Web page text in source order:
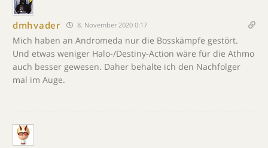
dmhvader 8. November 2020 0:17
Mich haben an Andromeda nur die Bosskämpfe gestört.
Und etwas weniger Halo-/Destiny-Action wäre für die Athmo
auch besser gewesen. Daher behalte ich den Nachfolger
mal im Auge.